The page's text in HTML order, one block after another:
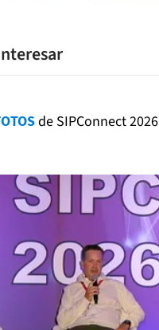
de SIPConnect 2026